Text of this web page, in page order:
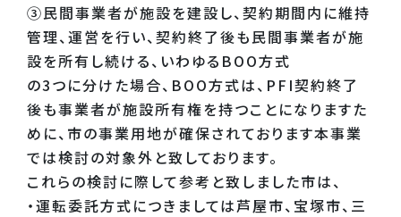
③民間事業者が施設を建設し、契約期間内に維持
管理、運営を行い、契約終了後も民間事業者が施
設を所有し続ける、いわゆるBOO方式
の3つに分けた場合、BOO方式は、PFI契約終了
後も事業者が施設所有権を持つことになりますた
めに、市の事業用地が確保されております本事業
では検討の対象外と致しております。
これらの検討に際して参考と致しました市は、
・運転委託方式につきましては芦屋市、宝塚市、三